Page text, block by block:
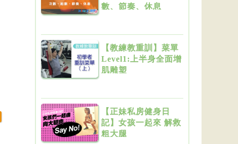
數、節奏、休息
【教練教重訓】菜單
Level1:上半身全面增
肌雕塑
【正妹私房健身日
記】女孩一起來 解救
粗大腿